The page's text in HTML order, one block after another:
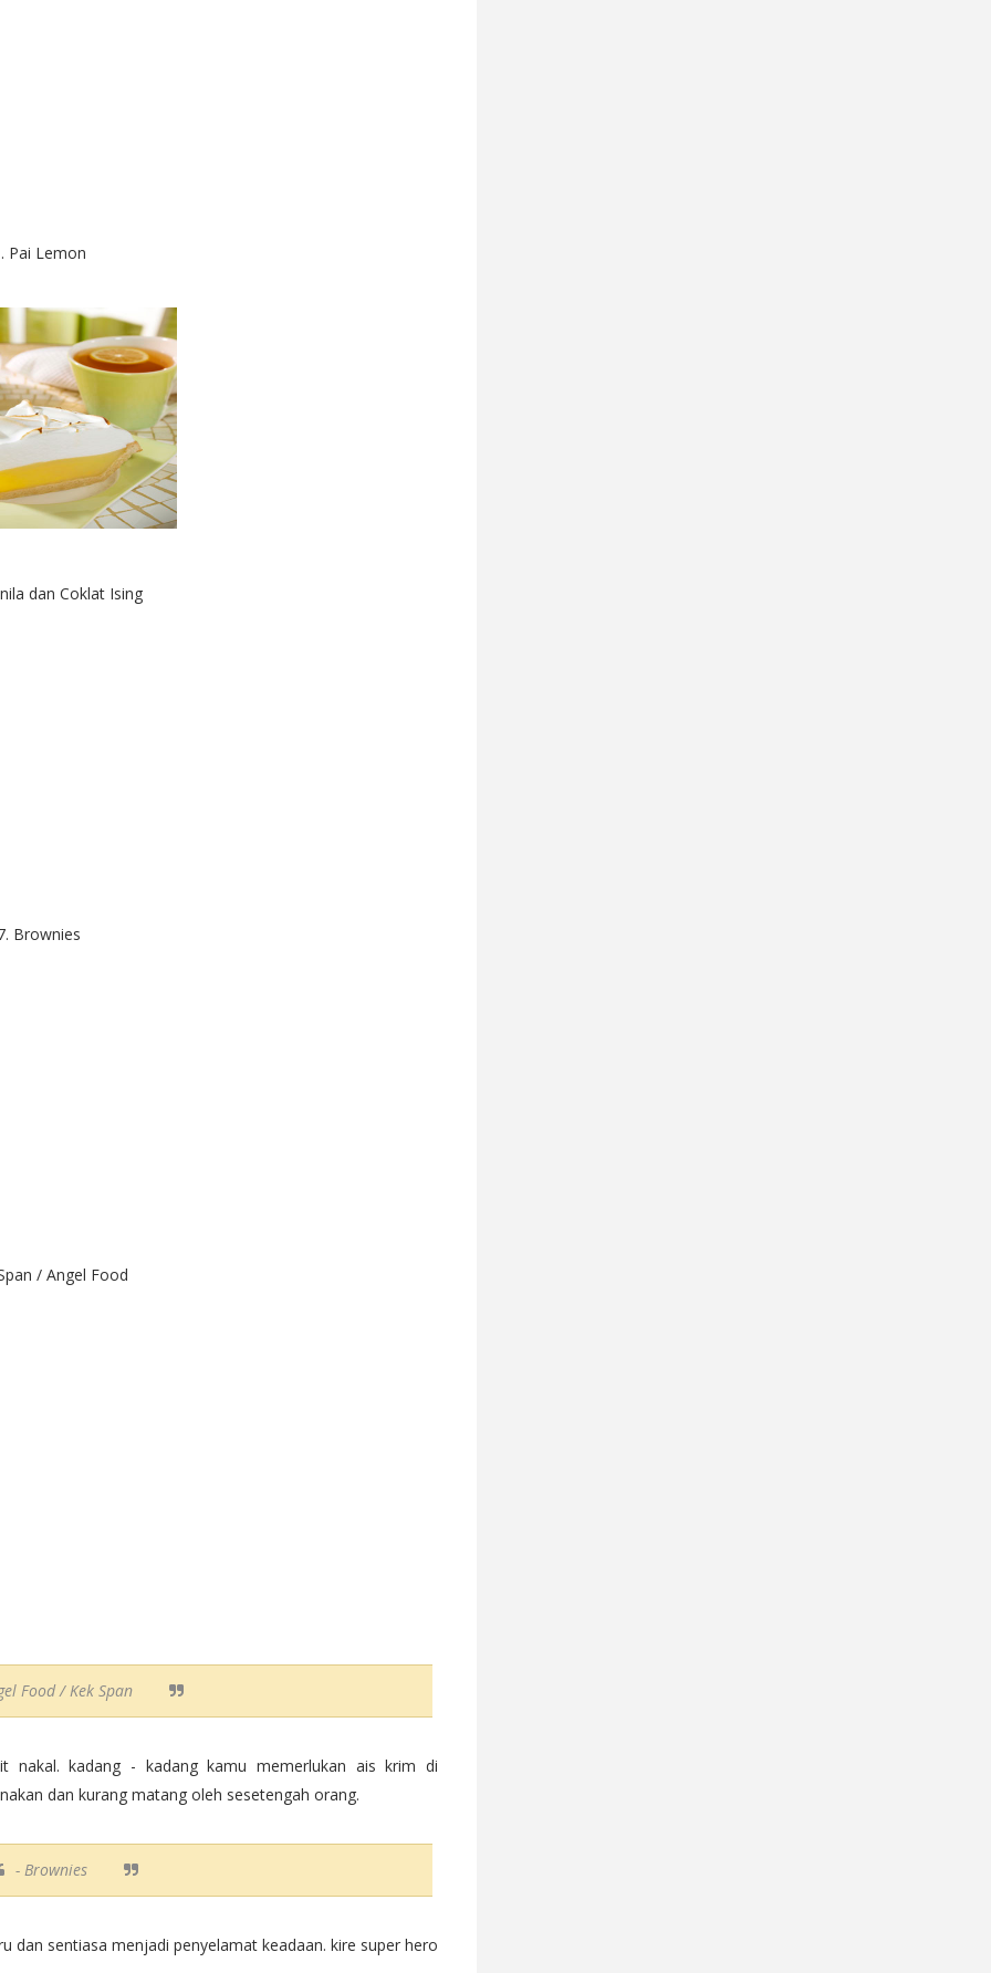
Pai Lemon
dan Coklat Ising
Brownies
/ Angel Food
Food / Kek Span
nakal. kadang - kadang kamu memerlukan ais krim di
dan kurang matang oleh sesetengah orang.
- Brownies
dan sentiasa menjadi penyelamat keadaan. kire super hero